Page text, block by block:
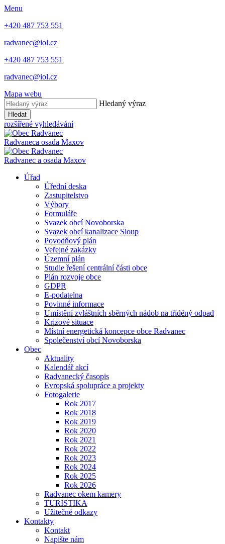
Menu
+420 487 753 551
radvanec@iol.cz
+420 487 753 551
radvanec@iol.cz
Mapa webu
Hledaný výraz
Hledat
rozšířené vyhledávání
Radvaneca osada Maxov
Radvanec a osada Maxov
Úřad
Úřední deska
Zastupitelstvo
Výbory
Formuláře
Svazek obcí Novoborska
Svazek obcí kanalizace Sloup
Povodňový plán
Veřejné zakázky
Územní plán
Studie řešení centrální části obce
Plán rozvoje obce
GDPR
E-podatelna
Povinné informace
Umístění zvláštních sběrných nádob na tříděný odpad
Krizové situace
Místní energetická koncepce obce Radvanec
Společenství obcí Novoborska
Obec
Aktuality
Kalendář akcí
Radvanecký časopis
Evropská spolupráce a projekty
Fotogalerie
Rok 2017
Rok 2018
Rok 2019
Rok 2020
Rok 2021
Rok 2022
Rok 2023
Rok 2024
Rok 2025
Rok 2026
Radvanec okem kamery
TURISTIKA
Užitečné odkazy
Kontakty
Kontakt
Napište nám